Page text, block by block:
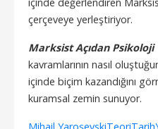
çerçeveye yerleştiriyor.
Marksist Açıdan Psikoloji
kavramlarının nasıl
içinde biçim kazandığını
kuramsal zemin sunuyor.